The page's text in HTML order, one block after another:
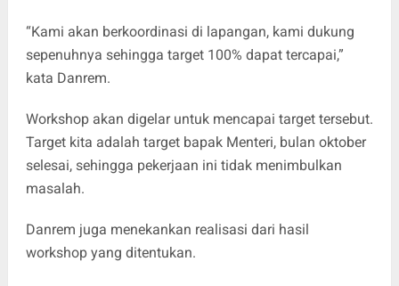
“Kami akan berkoordinasi di lapangan, kami dukung
sepenuhnya sehingga target 100% dapat tercapai,”
kata Danrem.
Workshop akan digelar untuk mencapai target tersebut.
Target kita adalah target bapak Menteri, bulan oktober
selesai, sehingga pekerjaan ini tidak menimbulkan
masalah.
Danrem juga menekankan realisasi dari hasil
workshop yang ditentukan.